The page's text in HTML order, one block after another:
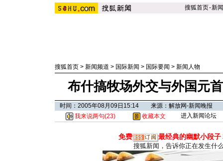
搜狐首页-新闻
搜狐首页 > 新闻频道 > 国际新闻 > 国际要闻 > 新闻人物
布什搞牧场外交与外国元
时间：2005年08月09日15:14 来源：解放网-新闻晚报
我来说两句(23) 收藏本文 进入新闻论坛
免费 最经典的幽默小段子
搜狐新闻，告诉你正在发生什